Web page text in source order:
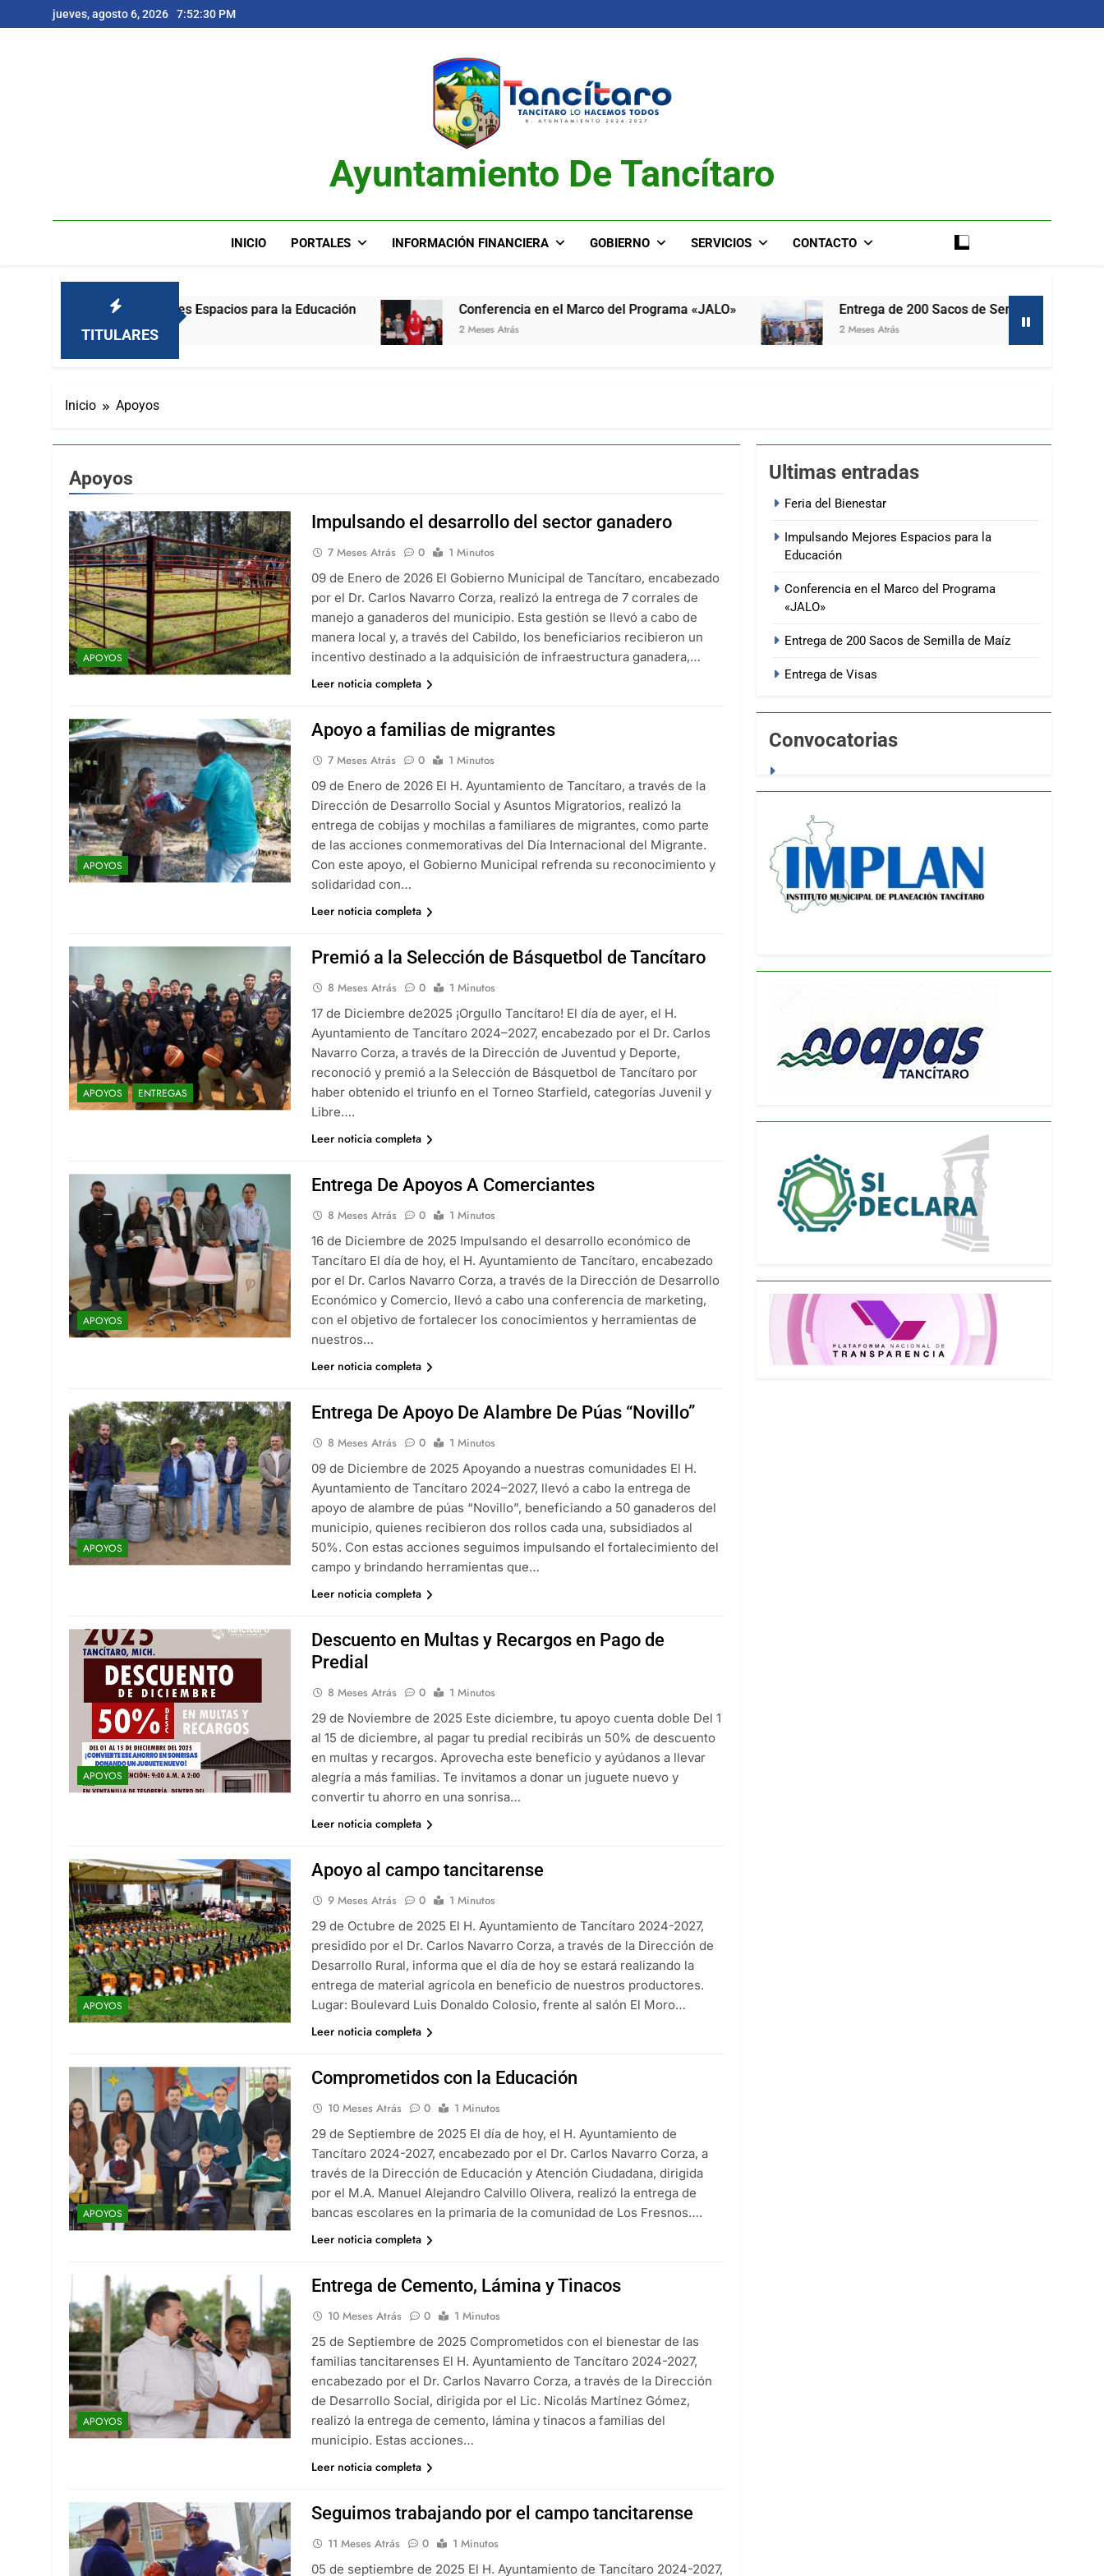
al
jueves, agosto 6, 2026 7:52:31 PM
Ayuntamiento De Tancítaro
INICIO PORTALES INFORMACIÓN FINANCIERA GOBIERNO SERVICIOS CONTACTO
TITULARES
Mejores Espacios para la Educación Conferencia en el Marco del Programa «JALO»
2 Meses Atrás
Entrega de 200 Sacos de Semilla de Maíz
2 Meses Atrás
Inicio Apoyos
Apoyos
APOYOS
Impulsando el desarrollo del sector ganadero
7 Meses Atrás 0
1 Minutos
09 de Enero de 2026 El Gobierno Municipal de Tancítaro, encabezado
por el Dr. Carlos Navarro Corza, realizó la entrega de 7 corrales de
manejo a ganaderos del municipio. Esta gestión se llevó a cabo de
manera local y, a través del Cabildo, los beneficiarios recibieron un
incentivo destinado a la adquisición de infraestructura ganadera,…
Leer noticia completa
APOYOS
Apoyo a familias de migrantes
7 Meses Atrás 0
1 Minutos
09 de Enero de 2026 El H. Ayuntamiento de Tancítaro, a través de la
Dirección de Desarrollo Social y Asuntos Migratorios, realizó la
entrega de cobijas y mochilas a familiares de migrantes, como parte
de las acciones conmemorativas del Día Internacional del Migrante.
Con este apoyo, el Gobierno Municipal refrenda su reconocimiento y
solidaridad con…
Leer noticia completa
APOYOS ENTREGAS
Premió a la Selección de Básquetbol de Tancítaro
8 Meses Atrás 0
1 Minutos
17 de Diciembre de2025 ¡Orgullo Tancítaro! El día de ayer, el H.
Ayuntamiento de Tancítaro 2024–2027, encabezado por el Dr. Carlos
Navarro Corza, a través de la Dirección de Juventud y Deporte,
reconoció y premió a la Selección de Básquetbol de Tancítaro por
haber obtenido el triunfo en el Torneo Starfield, categorías Juvenil y
Libre….
Leer noticia completa
APOYOS
Entrega De Apoyos A Comerciantes
8 Meses Atrás 0
1 Minutos
16 de Diciembre de 2025 Impulsando el desarrollo económico de
Tancítaro El día de hoy, el H. Ayuntamiento de Tancítaro, encabezado
por el Dr. Carlos Navarro Corza, a través de la Dirección de Desarrollo
Económico y Comercio, llevó a cabo una conferencia de marketing,
con el objetivo de fortalecer los conocimientos y herramientas de
nuestros…
Leer noticia completa
APOYOS
Entrega De Apoyo De Alambre De Púas “Novillo”
8 Meses Atrás 0
1 Minutos
09 de Diciembre de 2025 Apoyando a nuestras comunidades El H.
Ayuntamiento de Tancítaro 2024–2027, llevó a cabo la entrega de
apoyo de alambre de púas “Novillo”, beneficiando a 50 ganaderos del
municipio, quienes recibieron dos rollos cada una, subsidiados al
50%. Con estas acciones seguimos impulsando el fortalecimiento del
campo y brindando herramientas que…
Leer noticia completa
APOYOS
Descuento en Multas y Recargos en Pago de
Predial
8 Meses Atrás 0
1 Minutos
29 de Noviembre de 2025 Este diciembre, tu apoyo cuenta doble Del 1
al 15 de diciembre, al pagar tu predial recibirás un 50% de descuento
en multas y recargos. Aprovecha este beneficio y ayúdanos a llevar
alegría a más familias. Te invitamos a donar un juguete nuevo y
convertir tu ahorro en una sonrisa…
Leer noticia completa
APOYOS
Apoyo al campo tancitarense
9 Meses Atrás 0
1 Minutos
29 de Octubre de 2025 El H. Ayuntamiento de Tancítaro 2024-2027,
presidido por el Dr. Carlos Navarro Corza, a través de la Dirección de
Desarrollo Rural, informa que el día de hoy se estará realizando la
entrega de material agrícola en beneficio de nuestros productores.
Lugar: Boulevard Luis Donaldo Colosio, frente al salón El Moro…
Leer noticia completa
APOYOS
Comprometidos con la Educación
10 Meses Atrás 0
1 Minutos
29 de Septiembre de 2025 El día de hoy, el H. Ayuntamiento de
Tancítaro 2024-2027, encabezado por el Dr. Carlos Navarro Corza, a
través de la Dirección de Educación y Atención Ciudadana, dirigida
por el M.A. Manuel Alejandro Calvillo Olivera, realizó la entrega de
bancas escolares en la primaria de la comunidad de Los Fresnos….
Leer noticia completa
APOYOS
Entrega de Cemento, Lámina y Tinacos
10 Meses Atrás 0
1 Minutos
25 de Septiembre de 2025 Comprometidos con el bienestar de las
familias tancitarenses El H. Ayuntamiento de Tancítaro 2024-2027,
encabezado por el Dr. Carlos Navarro Corza, a través de la Dirección
de Desarrollo Social, dirigida por el Lic. Nicolás Martínez Gómez,
realizó la entrega de cemento, lámina y tinacos a familias del
municipio. Estas acciones…
Leer noticia completa
Seguimos trabajando por el campo tancitarense
11 Meses Atrás 0
1 Minutos
05 de septiembre de 2025 El H. Ayuntamiento de Tancítaro 2024-2027,
Ultimas entradas
Feria del Bienestar
Impulsando Mejores Espacios para la
Educación
Conferencia en el Marco del Programa
«JALO»
Entrega de 200 Sacos de Semilla de Maíz
Entrega de Visas
Convocatorias